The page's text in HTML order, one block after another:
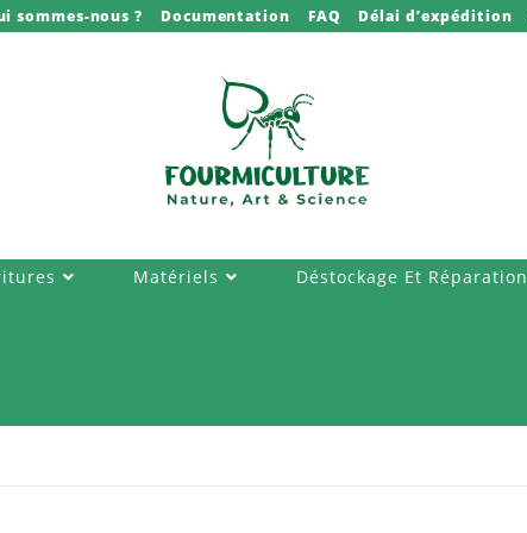
sommes-nous ? Documentation FAQ Délai d’expédition
Matériels Déstockage Et Réparation